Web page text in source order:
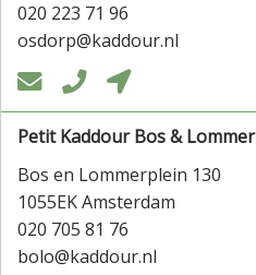
020 223 71 96
osdorp@kaddour.nl
  
Petit Kaddour Bos & Lommer
Bos en Lommerplein 130
1055EK Amsterdam
020 705 81 76
bolo@kaddour.nl